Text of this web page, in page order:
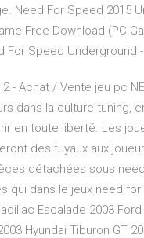
Need For Speed 2015
Free Download (PC
For Speed Underground
2 - Achat / Vente jeu pc
dans la culture
en toute liberté. Les
des tuyaux aux
détachées sous
qui dans le jeux need
Escalade 2003
Hyundai Tiburon GT